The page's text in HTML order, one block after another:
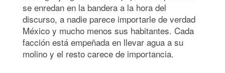
se enredan en la bandera a la hora del
discurso, a nadie parece importarle de verdad
México y mucho menos sus habitantes. Cada
facción está empeñada en llevar agua a su
molino y el resto carece de importancia.